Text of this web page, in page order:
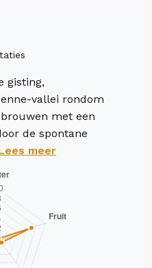
gisting,
vallei rondom
met een
de spontane
meer